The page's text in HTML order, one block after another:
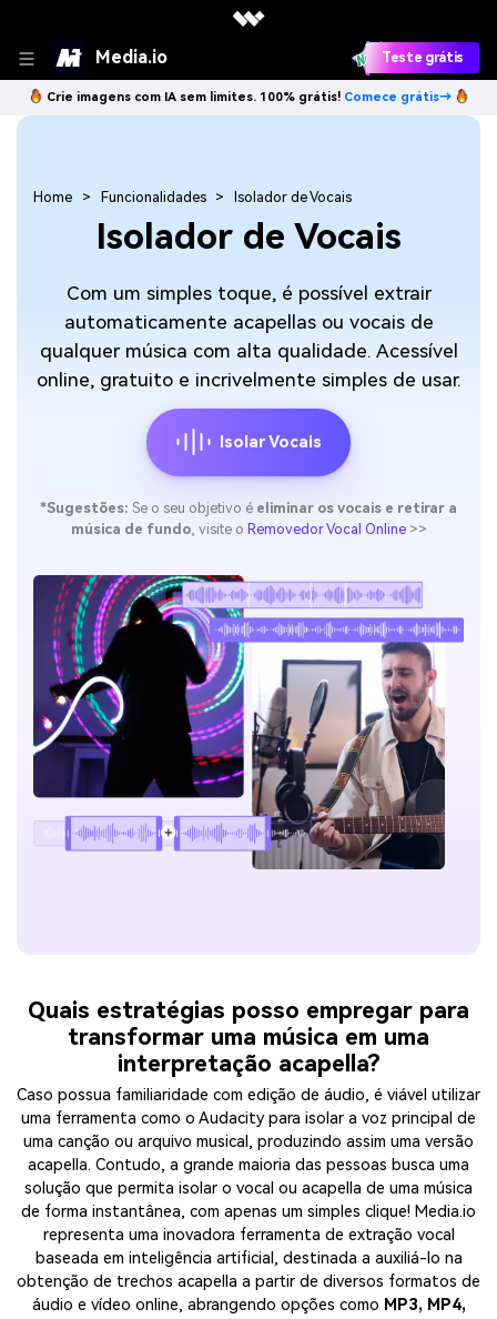
Media.io Teste grátis
Crie imagens com IA sem limites. 100% grátis! Comece grátis→
Isolador de Vocais
Com um simples toque, é possível extrair
automaticamente acapellas ou vocais de
qualquer música com alta qualidade. Acessível
online, gratuito e incrivelmente simples de usar.
Isolar Vocais
*Sugestões: Se o seu objetivo é eliminar os vocais e retirar a
música de fundo, visite o Removedor Vocal Online>>
Home Funcionalidades Isolador de Vocais
Quais estratégias posso empregar para
transformar uma música em uma
interpretação acapella?
Caso possua familiaridade com edição de áudio, é viável utilizar
uma ferramenta como o Audacity para isolar a voz principal de
uma canção ou arquivo musical, produzindo assim uma versão
acapella. Contudo, a grande maioria das pessoas busca uma
solução que permita isolar o vocal ou acapella de uma música
de forma instantânea, com apenas um simples clique! Media.io
representa uma inovadora ferramenta de extração vocal
baseada em inteligência artificial, destinada a auxiliá-lo na
obtenção de trechos acapella a partir de diversos formatos de
áudio e vídeo online, abrangendo opções como MP3, MP4,